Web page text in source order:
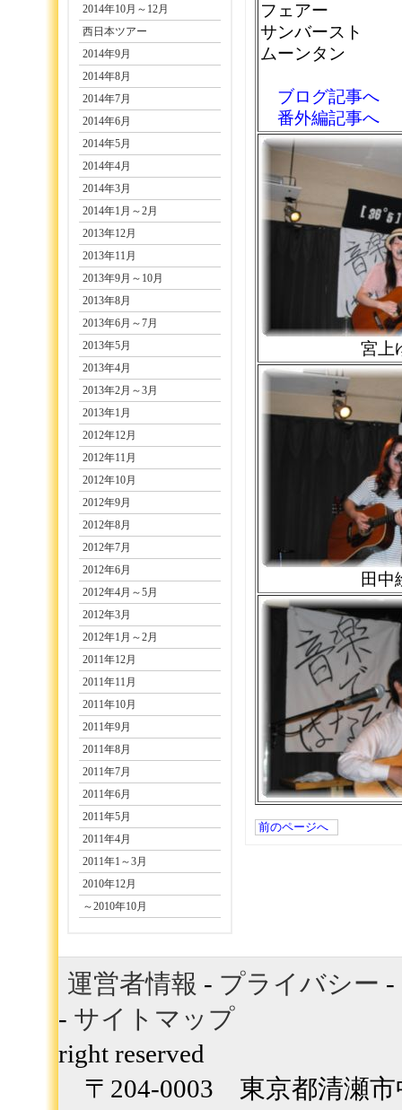
フェアー
サンバースト
ムーンタン
ブログ記事へ
番外編記事へ
宮上
田中
前のページへ
2014年10月～12月
西日本ツアー
2014年9月
2014年8月
2014年7月
2014年6月
2014年5月
2014年4月
2014年3月
2014年1月～2月
2013年12月
2013年11月
2013年9月～10月
2013年8月
2013年6月～7月
2013年5月
2013年4月
2013年2月～3月
2013年1月
2012年12月
2012年11月
2012年10月
2012年9月
2012年8月
2012年7月
2012年6月
2012年4月～5月
2012年3月
2012年1月～2月
2011年12月
2011年11月
2011年10月
2011年9月
2011年8月
2011年7月
2011年6月
2011年5月
2011年4月
2011年1～3月
2010年12月
～2010年10月
運営者情報 - プライバシー -
- サイトマップ
right reserved
〒204-0003 東京都清瀬